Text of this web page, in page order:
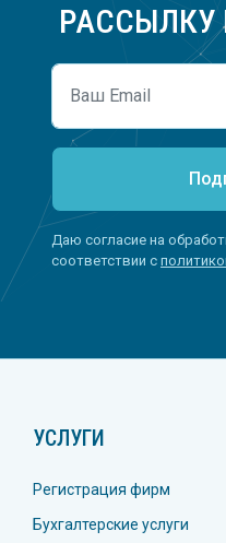
РАССЫЛКУ
Даю согласие на
соответствии с
УСЛУГИ
Регистрация фирм
Бухгалтерские услуги